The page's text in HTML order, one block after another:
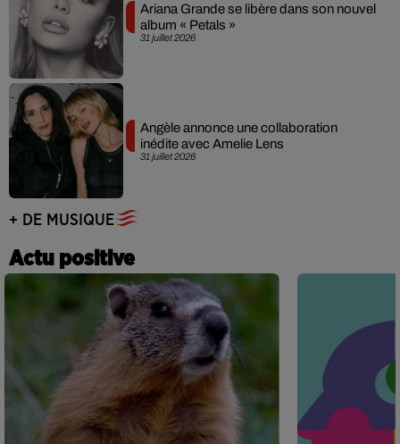
31 juillet 2026
Ariana Grande se libère dans son nouvel
album « Petals »
31 juillet 2026
Angèle annonce une collaboration
inédite avec Amelie Lens
+ DE MUSIQUE
Actu positive